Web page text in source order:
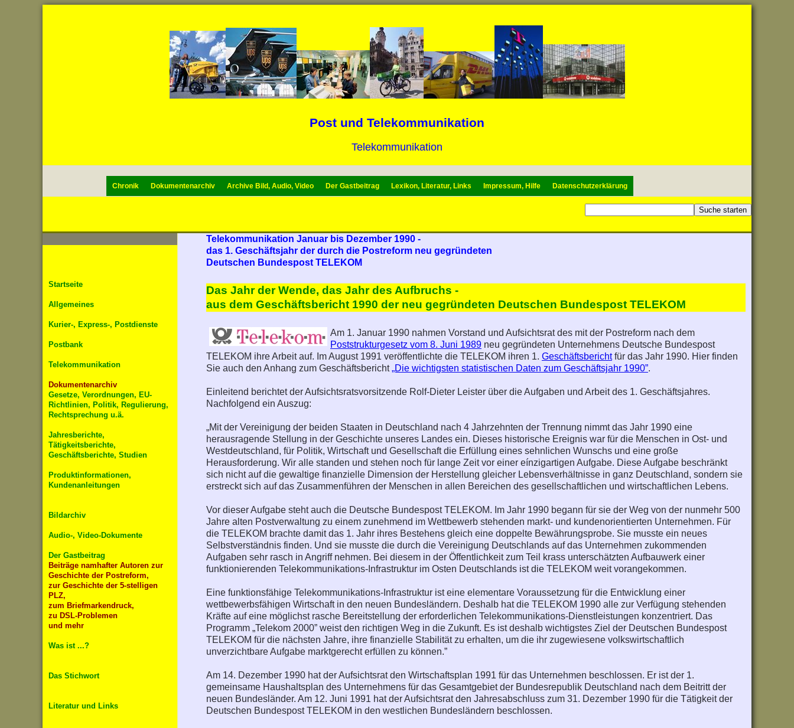
Post und Telekommunikation
Telekommunikation
Chronik Dokumentenarchiv Archive Bild, Audio, Video Der Gastbeitrag Lexikon, Literatur, Links Impressum, Hilfe Datenschutzerklärung
Startseite
Allgemeines
Kurier-, Express-, Postdienste
Postbank
Telekommunikation
Dokumentenarchiv
Gesetze, Verordnungen, EU-
Richtlinien, Politik, Regulierung,
Rechtsprechung u.ä.
Jahresberichte,
Tätigkeitsberichte,
Geschäftsberichte, Studien
Produktinformationen,
Kundenanleitungen
Bildarchiv
Audio-, Video-Dokumente
Der Gastbeitrag
Beiträge namhafter Autoren zur
Geschichte der Postreform,
zur Geschichte der 5-stelligen
PLZ,
zum Briefmarkendruck,
zu DSL-Problemen
und mehr
Was ist ...?
Das Stichwort
Literatur und Links
Telekommunikation Januar bis Dezember 1990 -
das 1. Geschäftsjahr der durch die Postreform neu gegründeten
Deutschen Bundespost TELEKOM
Das Jahr der Wende, das Jahr des Aufbruchs -
aus dem Geschäftsbericht 1990 der neu gegründeten Deutschen Bundespost TELEKOM
Am 1. Januar 1990 nahmen Vorstand und Aufsichtsrat des mit der Postreform nach dem
Poststrukturgesetz vom 8. Juni 1989 neu gegründeten Unternehmens Deutsche Bundespost
TELEKOM ihre Arbeit auf. Im August 1991 veröffentlichte die TELEKOM ihren 1. Geschäftsberichtfür das Jahr 1990. Hier finden
Sie auch den Anhang zum Geschäftsbericht„Die wichtigsten statistischen Daten zum Geschäftsjahr 1990”.
Einleitend berichtet der Aufsichtsratsvorsitzende Rolf-Dieter Leister über die Aufgaben und Arbeit des 1. Geschäftsjahres.
Nachfolgend ein Auszug:
„Mit der Vereinigung der beiden Staaten in Deutschland nach 4 Jahrzehnten der Trennung nimmt das Jahr 1990 eine
herausragende Stellung in der Geschichte unseres Landes ein. Dieses historische Ereignis war für die Menschen in Ost- und
Westdeutschland, für Politik, Wirtschaft und Gesellschaft die Erfüllung eines sehnlichen Wunschs und eine große
Herausforderung. Wir alle standen und stehen noch für lange Zeit vor einer eínzigartigen Aufgabe. Diese Aufgabe beschränkt
sich nicht auf die gewaltige finanzielle Dimension der Herstellung gleicher Lebensverhältnisse in ganz Deutschland, sondern sie
erstreckt sich auf das Zusammenführen der Menschen in allen Bereichen des gesellschaftlichen und wirtschaftlichen Lebens.
Vor dieser Aufgabe steht auch die Deutsche Bundespost TELEKOM. Im Jahr 1990 begann für sie der Weg von der nunmehr 500
Jahre alten Postverwaltung zu einem zunehmend im Wettbewerb stehenden markt- und kundenorientierten Unternehmen. Für
die TELEKOM brachte damit das 1. Jahr ihres Bestehens gleich eine doppelte Bewährungsprobe. Sie musste ein neues
Selbstverständnis finden. Und sie musste die durch die Vereinigung Deutschlands auf das Unternehmen zukommenden
Aufgaben sehr rasch in Angriff nehmen. Bei diesem in der Öffentlichkeit zum Teil krass unterschätzten Aufbauwerk einer
funktionierenden Telekommunikations-Infrastruktur im Osten Deutschlands ist die TELEKOM weit vorangekommen.
Eine funktionsfähige Telekommunikations-Infrastruktur ist eine elementare Voraussetzung für die Entwicklung einer
wettbewerbsfähigen Wirtschaft in den neuen Bundesländern. Deshalb hat die TELEKOM 1990 alle zur Verfügung stehenden
Kräfte auf eine möglichst rasche Bereitstellung der erforderlichen Telekommunikations-Dienstleistungen konzentriert. Das
Programm „Telekom 2000” weist den richtigen Weg in die Zukunft. Es ist deshalb wichtigstes Ziel der Deutschen Bundespost
TELEKOM für die nächsten Jahre, ihre finanzielle Stabilität zu erhalten, um die ihr zugewiesene volkswirtschaftlich
unverzichtbare Aufgabe marktgerecht erfüllen zu können.”
Am 14. Dezember 1990 hat der Aufsichtsrat den Wirtschaftsplan 1991 für das Unternehmen beschlossen. Er ist der 1.
gemeinsame Haushaltsplan des Unternehmens für das Gesamtgebiet der Bundesrepublik Deutschland nach dem Beitritt der
neuen Bundesländer. Am 12. Juni 1991 hat der Aufsichtsrat den Jahresabschluss zum 31. Dezember 1990 für die Tätigkeit der
Deutschen Bundespost TELEKOM in den westlichen Bundesländern beschlossen.